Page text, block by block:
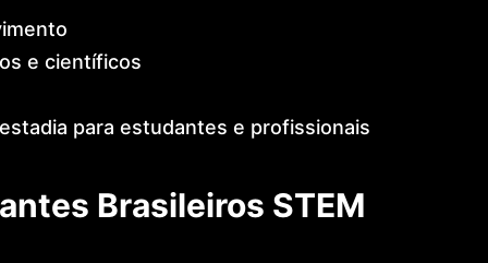
e científicos
para estudantes e profissionais
Brasileiros STEM